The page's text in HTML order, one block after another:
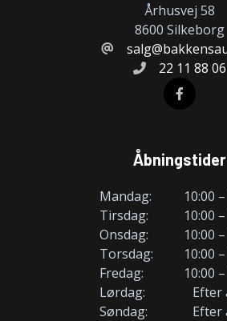
Tonede ruder
Århusvej 58
8600 Silkeborg
22 11 88 06
Åbningstider
Mandag:
10:00
Tirsdag:
10:00
Onsdag:
10:00
Torsdag:
10:00
Fredag:
10:00
Lørdag:
Efter
Søndag:
Efter